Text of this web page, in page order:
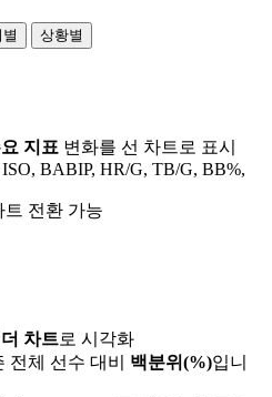
상황별
지표 변화를 선 차트로 표시
BABIP, HR/G, TB/G, BB%,
전환 가능
차트로 시각화
전체 선수 대비 백분위(%)입니